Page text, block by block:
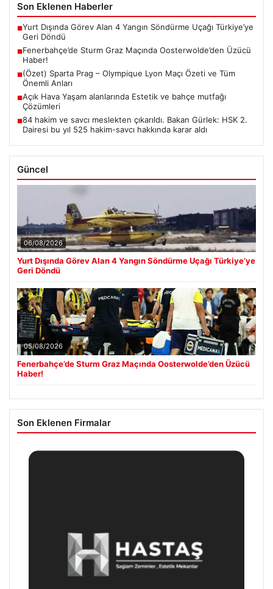
Son Eklenen Haberler
■Yurt Dışında Görev Alan 4 Yangın Söndürme Uçağı Türkiye’ye
Geri Döndü
■Fenerbahçe’de Sturm Graz Maçında Oosterwolde’den Üzücü
Haber!
■(Özet) Sparta Prag – Olympique Lyon Maçı Özeti ve Tüm
Önemli Anları
■Açık Hava Yaşam alanlarında Estetik ve bahçe mutfağı
Çözümleri
■84 hakim ve savcı meslekten çıkarıldı. Bakan Gürlek: HSK 2.
Dairesi bu yıl 525 hakim-savcı hakkında karar aldı
Güncel
06/08/2026
Yurt Dışında Görev Alan 4 Yangın Söndürme Uçağı Türkiye’ye
Geri Döndü
05/08/2026
Fenerbahçe’de Sturm Graz Maçında Oosterwolde’den Üzücü
Haber!
Son Eklenen Firmalar